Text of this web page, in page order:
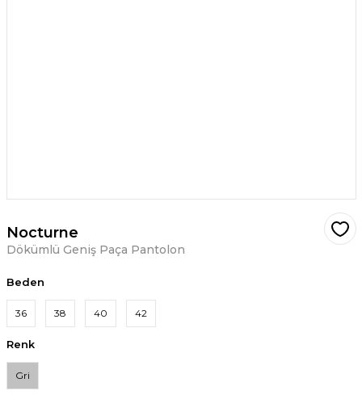
Nocturne
Dökümlü Geniş Paça Pantolon
Beden
36 38 40 42
Renk
Gri